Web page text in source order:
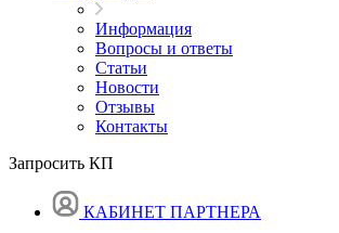
Информация
Вопросы и ответы
Статьи
Новости
Отзывы
Контакты
Запросить КП
КАБИНЕТ ПАРТНЕРА